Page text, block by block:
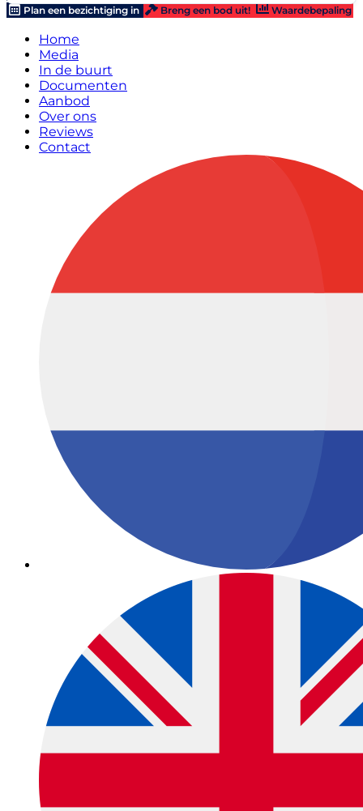
Plan een bezichtiging in
Breng een bod uit! Waardebepaling
Home
Media
In de buurt
Documenten
Aanbod
Over ons
Reviews
Contact